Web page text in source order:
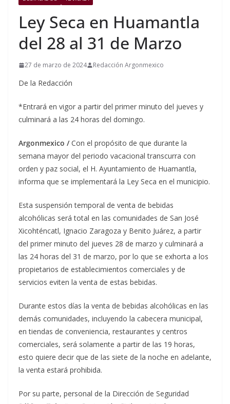
Ley Seca en Huamantla
del 28 al 31 de Marzo
27 de marzo de 2024 Redacción Argonmexico
De la Redacción
*Entrará en vigor a partir del primer minuto del jueves y
culminará a las 24 horas del domingo.
Argonmexico /Con el propósito de que durante la
semana mayor del periodo vacacional transcurra con
orden y paz social, el H. Ayuntamiento de Huamantla,
informa que se implementará la Ley Seca en el municipio.
Esta suspensión temporal de venta de bebidas
alcohólicas será total en las comunidades de San José
Xicohténcatl, Ignacio Zaragoza y Benito Juárez, a partir
del primer minuto del jueves 28 de marzo y culminará a
las 24 horas del 31 de marzo, por lo que se exhorta a los
propietarios de establecimientos comerciales y de
servicios eviten la venta de estas bebidas.
Durante estos días la venta de bebidas alcohólicas en las
demás comunidades, incluyendo la cabecera municipal,
en tiendas de conveniencia, restaurantes y centros
comerciales, será solamente a partir de las 19 horas,
esto quiere decir que de las siete de la noche en adelante,
la venta estará prohibida.
Por su parte, personal de la Dirección de Seguridad